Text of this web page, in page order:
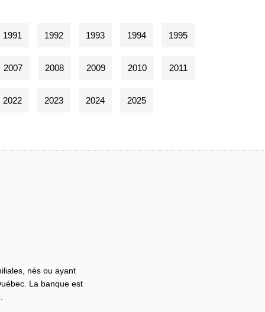
1991 1992 1993 1994 1995
2007 2008 2009 2010 2011
2022 2023 2024 2025
nés ou ayant
La banque est